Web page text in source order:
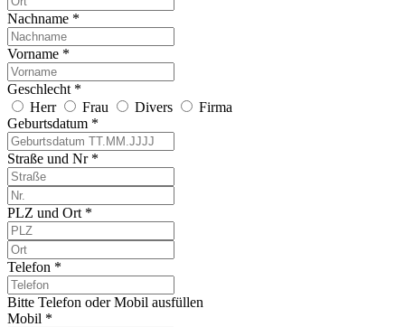
Nachname *
Vorname *
Geschlecht *
Herr
Frau Divers
Firma
Geburtsdatum *
Straße und Nr *
PLZ und Ort *
Telefon *
Bitte Telefon oder Mobil ausfüllen
Mobil *